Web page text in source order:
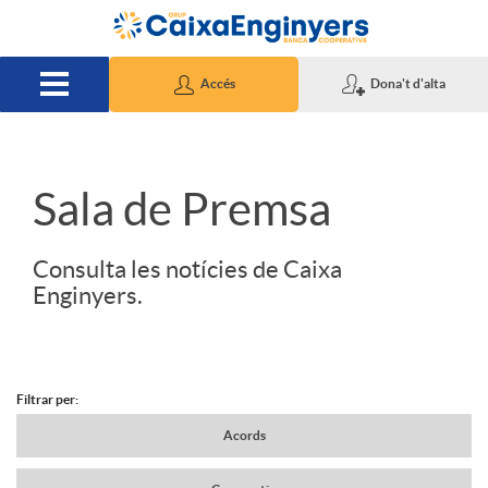
Salta al contingut principal
Accés Dona't d'alta
S
d
Sala de Premsa
Consulta les notícies de Caixa
Enginyers.
N
Filtrar per:
Acords